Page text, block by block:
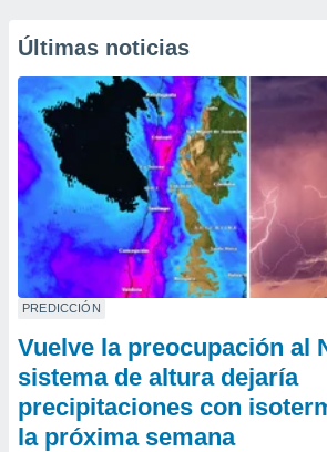
Últimas noticias
PREDICCIÓN
Vuelve la preocupación al
sistema de altura dejaría
precipitaciones con
la próxima semana